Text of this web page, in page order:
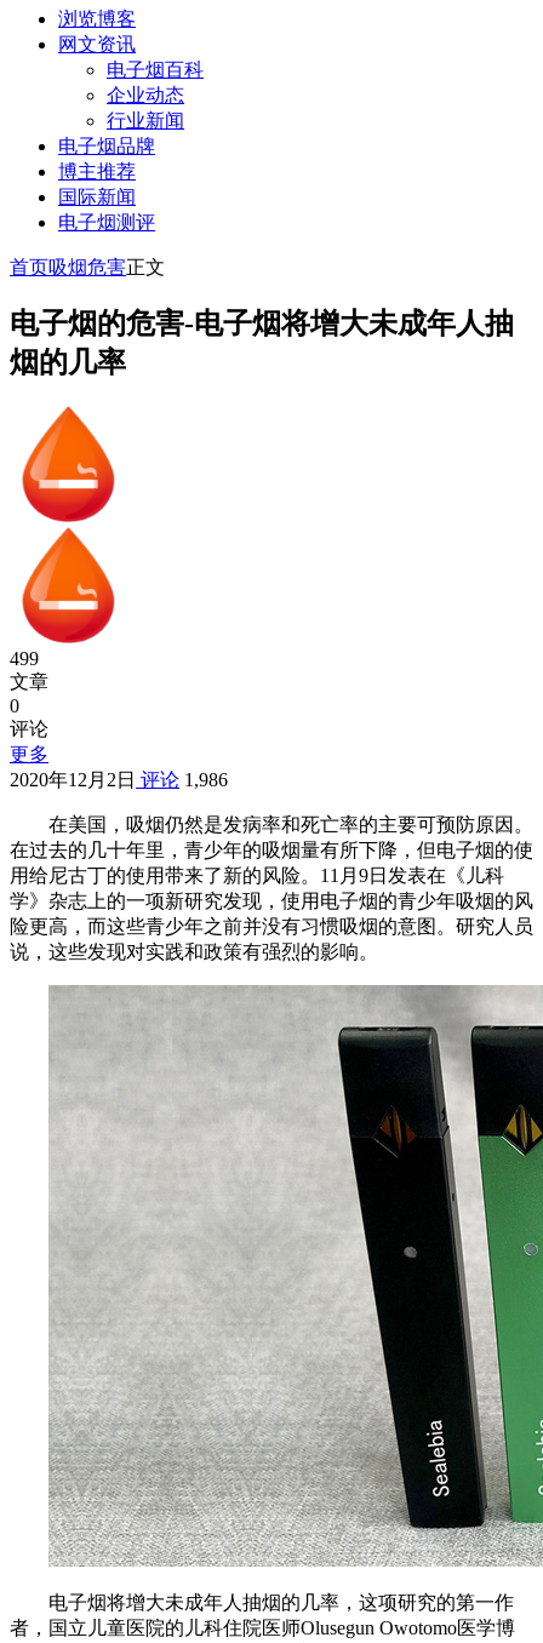
浏览博客
网文资讯
电子烟百科
企业动态
行业新闻
电子烟品牌
博主推荐
国际新闻
电子烟测评
首页吸烟危害正文
电子烟的危害-电子烟将增大未成年人抽
烟的几率
499
文章
0
评论
更多
2020年12月2日 评论 1,986
在美国，吸烟仍然是发病率和死亡率的主要可预防原因。
在过去的几十年里，青少年的吸烟量有所下降，但电子烟的使
用给尼古丁的使用带来了新的风险。11月9日发表在《儿科
学》杂志上的一项新研究发现，使用电子烟的青少年吸烟的风
险更高，而这些青少年之前并没有习惯吸烟的意图。研究人员
说，这些发现对实践和政策有强烈的影响。
电子烟将增大未成年人抽烟的几率，这项研究的第一作
者，国立儿童医院的儿科住院医师Olusegun Owotomo医学博